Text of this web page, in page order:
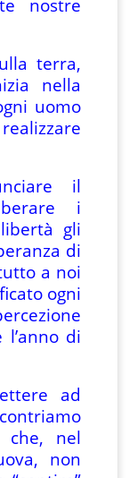
nostre
terra,
nella
uomo
il
i
gli
di
a noi
ogni
di
ad
che, nel
non